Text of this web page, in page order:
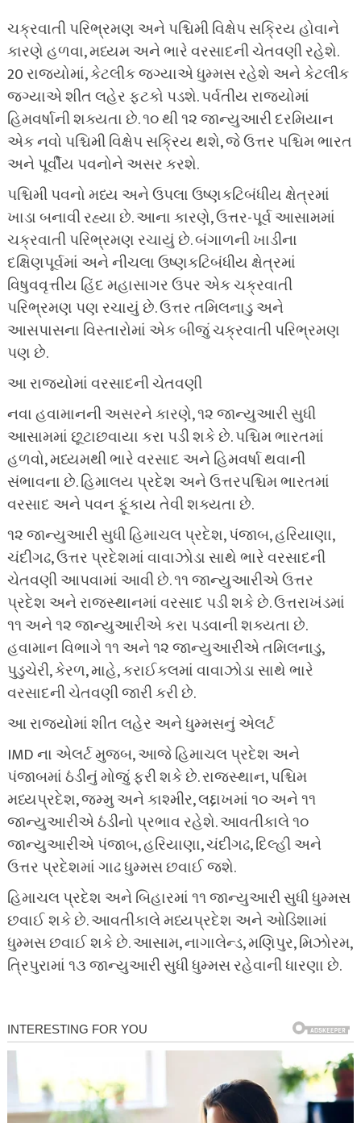
ચક્રવાતી પરિભ્રમણ અને પશ્ચિમી વિક્ષેપ સક્રિય હોવાને
કારણે હળવા, મધ્યમ અને ભારે વરસાદની ચેતવણી રહેશે.
20 રાજ્યોમાં, કેટલીક જગ્યાએ ધુમ્મસ રહેશે અને કેટલીક
જગ્યાએ શીત લહેર ફટકો પડશે. પર્વતીય રાજ્યોમાં
હિમવર્ષાની શક્યતા છે. ૧૦ થી ૧૨ જાન્યુઆરી દરમિયાન
એક નવો પશ્ચિમી વિક્ષેપ સક્રિય થશે, જે ઉત્તર પશ્ચિમ ભારત
અને પૂર્વીય પવનોને અસર કરશે.
પશ્ચિમી પવનો મધ્ય અને ઉપલા ઉષ્ણકટિબંધીય ક્ષેત્રમાં
ખાડા બનાવી રહ્યા છે. આના કારણે, ઉત્તર-પૂર્વ આસામમાં
ચક્રવાતી પરિભ્રમણ રચાયું છે. બંગાળની ખાડીના
દક્ષિણપૂર્વમાં અને નીચલા ઉષ્ણકટિબંધીય ક્ષેત્રમાં
વિષુવવૃત્તીય હિંદ મહાસાગર ઉપર એક ચક્રવાતી
પરિભ્રમણ પણ રચાયું છે. ઉત્તર તમિલનાડુ અને
આસપાસના વિસ્તારોમાં એક બીજું ચક્રવાતી પરિભ્રમણ
પણ છે.
આ રાજ્યોમાં વરસાદની ચેતવણી
નવા હવામાનની અસરને કારણે, ૧૨ જાન્યુઆરી સુધી
આસામમાં છૂટાછવાયા કરા પડી શકે છે. પશ્ચિમ ભારતમાં
હળવો, મધ્યમથી ભારે વરસાદ અને હિમવર્ષા થવાની
સંભાવના છે. હિમાલય પ્રદેશ અને ઉત્તરપશ્ચિમ ભારતમાં
વરસાદ અને પવન ફૂંકાય તેવી શક્યતા છે.
૧૨ જાન્યુઆરી સુધી હિમાચલ પ્રદેશ, પંજાબ, હરિયાણા,
ચંદીગઢ, ઉત્તર પ્રદેશમાં વાવાઝોડા સાથે ભારે વરસાદની
ચેતવણી આપવામાં આવી છે. ૧૧ જાન્યુઆરીએ ઉત્તર
પ્રદેશ અને રાજસ્થાનમાં વરસાદ પડી શકે છે. ઉત્તરાખંડમાં
૧૧ અને ૧૨ જાન્યુઆરીએ કરા પડવાની શક્યતા છે.
હવામાન વિભાગે ૧૧ અને ૧૨ જાન્યુઆરીએ તમિલનાડુ,
પુડુચેરી, કેરળ, માહે, કરાઈકલમાં વાવાઝોડા સાથે ભારે
વરસાદની ચેતવણી જારી કરી છે.
આ રાજ્યોમાં શીત લહેર અને ધુમ્મસનું એલર્ટ
IMD ના એલર્ટ મુજબ, આજે હિમાચલ પ્રદેશ અને
પંજાબમાં ઠંડીનું મોજું ફરી શકે છે. રાજસ્થાન, પશ્ચિમ
મધ્યપ્રદેશ, જમ્મુ અને કાશ્મીર, લદ્દાખમાં ૧૦ અને ૧૧
જાન્યુઆરીએ ઠંડીનો પ્રભાવ રહેશે. આવતીકાલે ૧૦
જાન્યુઆરીએ પંજાબ, હરિયાણા, ચંદીગઢ, દિલ્હી અને
ઉત્તર પ્રદેશમાં ગાઢ ધુમ્મસ છવાઈ જશે.
હિમાચલ પ્રદેશ અને બિહારમાં ૧૧ જાન્યુઆરી સુધી ધુમ્મસ
છવાઈ શકે છે. આવતીકાલે મધ્યપ્રદેશ અને ઓડિશામાં
ધુમ્મસ છવાઈ શકે છે. આસામ, નાગાલેન્ડ, મણિપુર, મિઝોરમ,
ત્રિપુરામાં ૧૩ જાન્યુઆરી સુધી ધુમ્મસ રહેવાની ધારણા છે.